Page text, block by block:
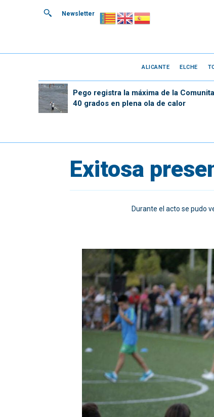
Newsletter
ALICANTE ELCHE
Pego registra la máxima de la
40 grados en plena ola de calor
Exitosa
Durante el acto se pudo